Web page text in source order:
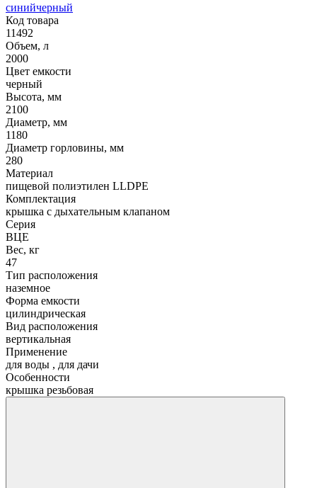
синийчерный
Код товара
11492
Объем, л
2000
Цвет емкости
черный
Высота, мм
2100
Диаметр, мм
1180
Диаметр горловины, мм
280
Материал
пищевой полиэтилен LLDPE
Комплектация
крышка с дыхательным клапаном
Серия
ВЦЕ
Вес, кг
47
Тип расположения
наземное
Форма емкости
цилиндрическая
Вид расположения
вертикальная
Применение
для воды , для дачи
Особенности
крышка резьбовая